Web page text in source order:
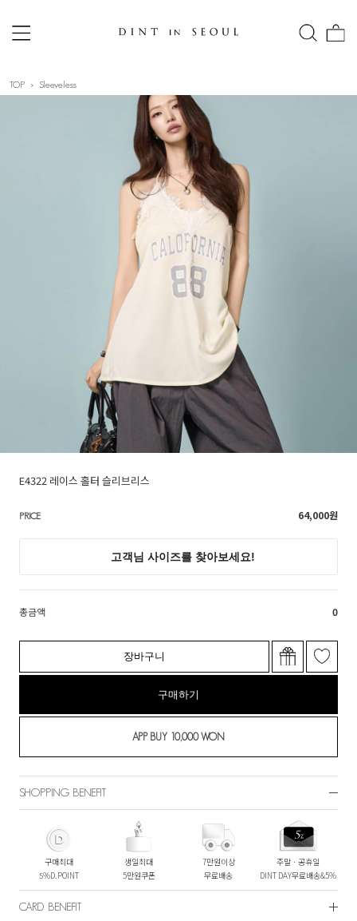
TOP Sleeveless
E4322 레이스 홀터 슬리브리스
PRICE 64,000원
총금액 0
장바구니
구매하기
SHOPPING BENEFIT
구매최대
5%D.POINT
생일최대
5만원쿠폰
7만원이상
무료배송
주말ㆍ공휴일
DINT DAY무료배송&5%
CARD BENEFIT